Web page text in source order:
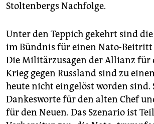
Stoltenbergs Nachfolge.
Unter den Teppich gekehrt sind
im Bündnis für einen Nato-Beitritt
Die Militärzusagen der Allianz für
Krieg gegen Russland sind zu
heute nicht eingelöst worden sind.
Dankesworte für den alten Chef
für den Neuen. Das Szenario ist